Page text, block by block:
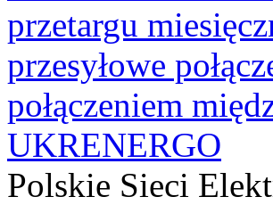
przetargu
przesyłowe
połączeniem
UKRENERGO
Polskie Sieci